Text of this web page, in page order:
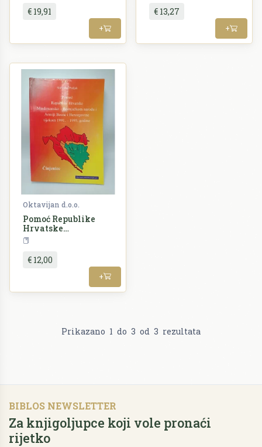
€ 19,91
+
€ 13,27
+
Oktavijan d.o.o.
Pomoć Republike
Hrvatske
Muslimansko-
Bošnjačkom narodu i
Armiji Bosne i
Hercegovine tijekom
€ 12,00
+
Prikazano 1 do 3 od 3 rezultata
BIBLOS NEWSLETTER
Za knjigoljupce koji vole pronaći
rijetko